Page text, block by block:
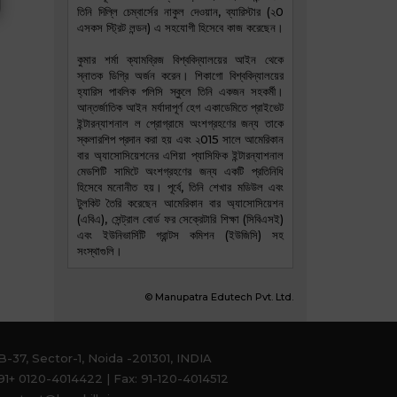
তিনি দিল্লি চেম্বার্সের নাকুল দেওয়ান, ব্যারিস্টার (২0
এসকস স্ট্রিট লন্ডন) এ সহযোগী হিসেবে কাজ করেছেন।
কুমার শর্মা ক্যামব্রিজ বিশ্ববিদ্যালয়ের আইন থেকে
স্নাতক ডিগ্রি অর্জন করেন। শিকাগো বিশ্ববিদ্যালয়ের
হ্যারিস পাবলিক পলিসি স্কুলে তিনি একজন সহকর্মী।
আন্তর্জাতিক আইন মর্যাদাপূর্ণ হেগ একাডেমিতে প্রাইভেট
ইন্টারন্যাশনাল ল প্রোগ্রামে অংশগ্রহণের জন্য তাকে
স্কলারশিপ প্রদান করা হয় এবং ২015 সালে আমেরিকান
বার অ্যাসোসিয়েশনের এশিয়া প্যাসিফিক ইন্টারন্যাশনাল
মেডশিটি সামিটে অংশগ্রহণের জন্য একটি প্রতিনিধি
হিসেবে মনোনীত হয়। পূর্বে, তিনি শেখার মডিউল এবং
টুলকিট তৈরি করেছেন আমেরিকান বার অ্যাসোসিয়েশন
(এবিএ), সেন্ট্রাল বোর্ড ফর সেক্রেটারি শিক্ষা (সিবিএসই)
এবং ইউনিভার্সিটি গ্রান্টস কমিশন (ইউজিসি) সহ
সংস্থাগুলি।
© Manupatra Edutech Pvt. Ltd.
37, Sector-1, Noida -201301, INDIA
0120-4014422 | Fax: 91-120-4014512